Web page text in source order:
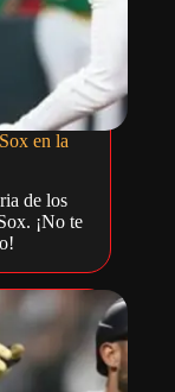
en la
de los
¡No te